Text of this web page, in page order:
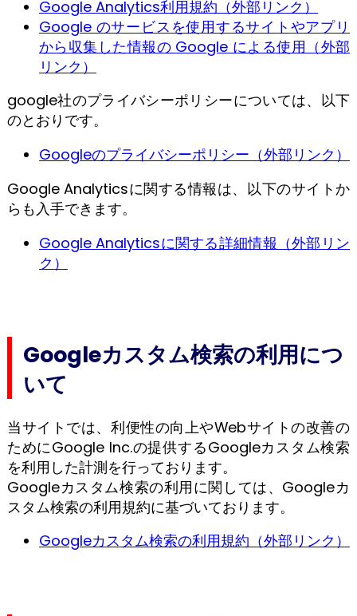
Google Analytics利用規約（外部リンク）
Google のサービスを使用するサイトやアプリ
から収集した情報の Google による使用（外部
リンク）
google社のプライバシーポリシーについては、以下
のとおりです。
Googleのプライバシーポリシー（外部リンク）
Google Analyticsに関する情報は、以下のサイトか
らも入手できます。
Google Analyticsに関する詳細情報（外部リン
ク）
Googleカスタム検索の利用につ
いて
当サイトでは、利便性の向上やWebサイトの改善の
ためにGoogle Inc.の提供するGoogleカスタム検索
を利用した計測を行っております。
Googleカスタム検索の利用に関しては、Googleカ
スタム検索の利用規約に基づいております。
Googleカスタム検索の利用規約（外部リンク）